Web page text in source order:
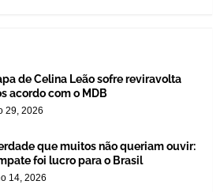
de Celina Leão sofre reviravolta
acordo com o MDB
29, 2026
que muitos não queriam ouvir:
foi lucro para o Brasil
14, 2026